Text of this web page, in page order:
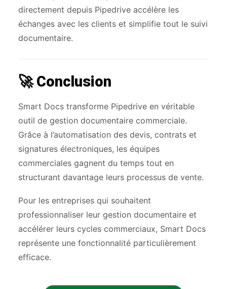
directement depuis Pipedrive accélère les
échanges avec les clients et simplifie tout le suivi
documentaire.
🚀 Conclusion
Smart Docs transforme Pipedrive en véritable
outil de gestion documentaire commerciale.
Grâce à l’automatisation des devis, contrats et
signatures électroniques, les équipes
commerciales gagnent du temps tout en
structurant davantage leurs processus de vente.
Pour les entreprises qui souhaitent
professionnaliser leur gestion documentaire et
accélérer leurs cycles commerciaux, Smart Docs
représente une fonctionnalité particulièrement
efficace.